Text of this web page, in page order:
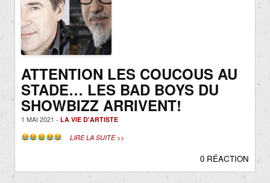
ATTENTION LES COUCOUS AU
STADE… LES BAD BOYS DU
SHOWBIZZ ARRIVENT!
1 MAI 2021 - LA VIE D'ARTISTE
LIRE LA SUITE >>
0 RÉACTION